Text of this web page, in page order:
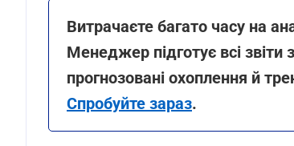
Витрачаєте багато часу на
Менеджер підготує всі звіти
прогнозовані охоплення й
Спробуйте зараз.